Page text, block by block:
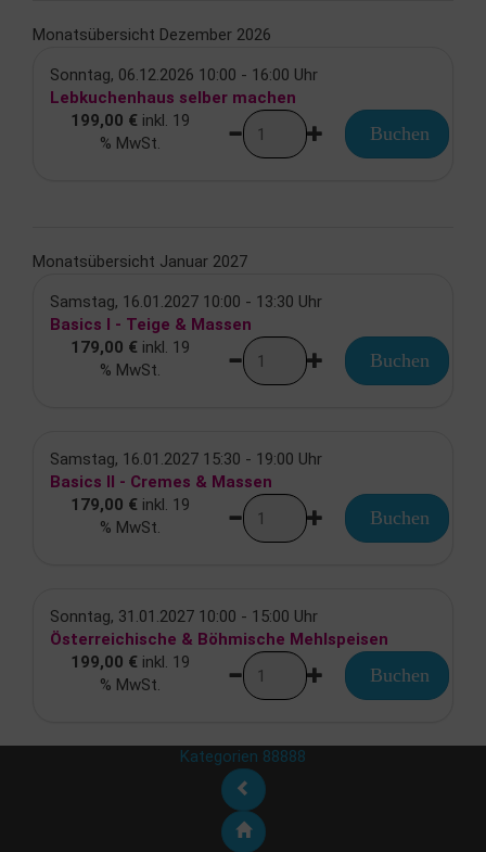
Monatsübersicht Dezember 2026
Sonntag, 06.12.2026 10:00 - 16:00 Uhr
Lebkuchenhaus selber machen
199,00 € inkl. 19
% MwSt.
Buchen
Monatsübersicht Januar 2027
Samstag, 16.01.2027 10:00 - 13:30 Uhr
Basics I - Teige & Massen
179,00 € inkl. 19
% MwSt.
Buchen
Samstag, 16.01.2027 15:30 - 19:00 Uhr
Basics II - Cremes & Massen
179,00 € inkl. 19
% MwSt.
Buchen
Sonntag, 31.01.2027 10:00 - 15:00 Uhr
Österreichische & Böhmische Mehlspeisen
199,00 € inkl. 19
% MwSt.
Buchen
Kategorien 88888